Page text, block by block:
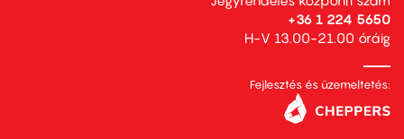
+36 1 224 5650
H-V 13.00-21.00 óráig
Fejlesztés és üzemeltetés: